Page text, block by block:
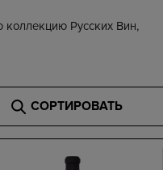
Русских Вин,
СОРТИРОВАТЬ